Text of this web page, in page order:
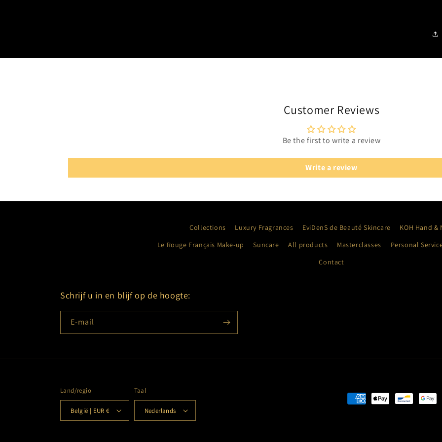
Customer Reviews
Be the first to write a review
Write a review
Collections Luxury Fragrances EviDenS de Beauté Skincare
KOH Hand &
Le Rouge Français Make-up
Suncare All products Masterclasses Personal
Contact
Schrijf u in en blijf op de hoogte:
E‑mail
Land/regio
België | EUR €
Taal
Nederlands
Betaalmethoden